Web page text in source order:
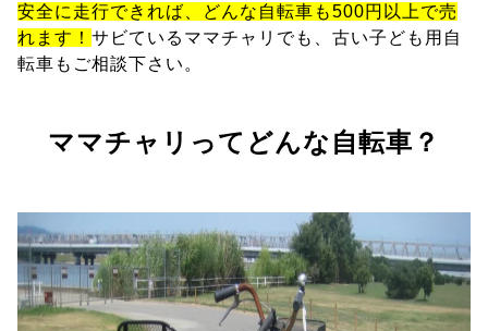
安全に走行できれば、どんな自転車も500円以上で売
れます！ サビているママチャリでも、古い子ども用自
転車もご相談下さい。
ママチャリってどんな自転車？